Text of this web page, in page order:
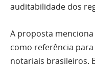
auditabilidade dos
A proposta
como referência
notariais brasileiros.